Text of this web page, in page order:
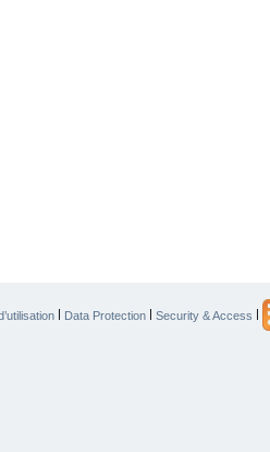
Data Protection Security & Access